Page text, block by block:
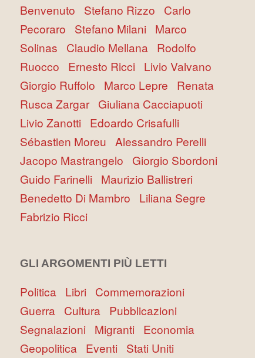
Benvenuto
Stefano Rizzo
Carlo
Pecoraro
Stefano Milani Marco
Solinas
Claudio Mellana Rodolfo
Ruocco
Ernesto Ricci Livio Valvano
Giorgio Ruffolo
Marco Lepre
Renata
Rusca Zargar Giuliana Cacciapuoti
Livio Zanotti Edoardo Crisafulli
Sébastien Moreu Alessandro Perelli
Jacopo Mastrangelo
Giorgio Sbordoni
Guido Farinelli Maurizio Ballistreri
Benedetto Di Mambro
Liliana Segre
Fabrizio Ricci
GLI ARGOMENTI PIÙ LETTI
Politica Libri Commemorazioni
Guerra Cultura Pubblicazioni
Segnalazioni Migranti Economia
Geopolitica Eventi Stati Uniti